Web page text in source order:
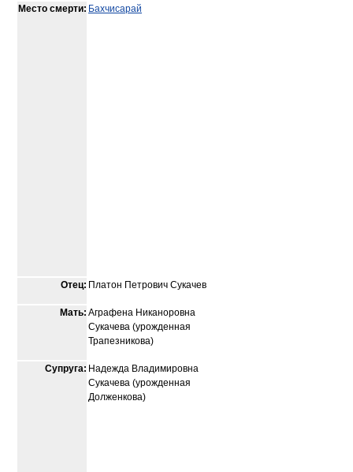
Место смерти: Бахчисарай
Отец: Платон Петрович Сукачев
Мать: Аграфена Никаноровна
Сукачева (урожденная
Трапезникова)
Супруга: Надежда Владимировна
Сукачева (урожденная
Долженкова)